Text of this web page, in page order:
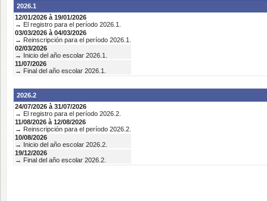
2026.1
12/01/2026 à 19/01/2026
→ El registro para el período 2026.1.
03/03/2026 à 04/03/2026
→ Reinscripción para el período 2026.1.
02/03/2026
→ Inicio del año escolar 2026.1.
11/07/2026
→ Final del año escolar 2026.1.
2026.2
24/07/2026 à 31/07/2026
→ El registro para el período 2026.2.
11/08/2026 à 12/08/2026
→ Reinscripción para el período 2026.2.
10/08/2026
→ Inicio del año escolar 2026.2.
19/12/2026
→ Final del año escolar 2026.2.